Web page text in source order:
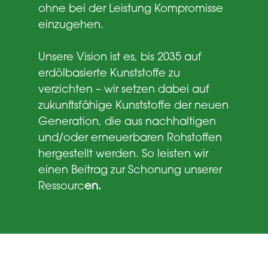
ohne bei der Leistung Kompromisse
einzugehen.
Unsere Vision ist es, bis 2035 auf
erdölbasierte Kunststoffe zu
verzichten – wir setzen dabei auf
zukunftsfähige Kunststoffe der neuen
Generation, die aus nachhaltigen
und/oder erneuerbaren Rohstoffen
hergestellt werden. So leisten wir
einen Beitrag zur Schonung unserer
Ressourcen.